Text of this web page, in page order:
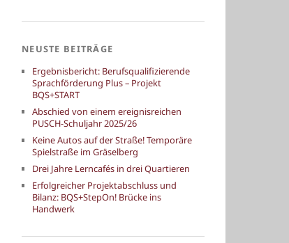
NEUSTE BEITRÄGE
Ergebnisbericht: Berufsqualifizierende
Sprachförderung Plus – Projekt
BQS+START
Abschied von einem ereignisreichen
PUSCH-Schuljahr 2025/26
Keine Autos auf der Straße! Temporäre
Spielstraße im Gräselberg
Drei Jahre Lerncafés in drei Quartieren
Erfolgreicher Projektabschluss und
Bilanz: BQS+StepOn! Brücke ins
Handwerk